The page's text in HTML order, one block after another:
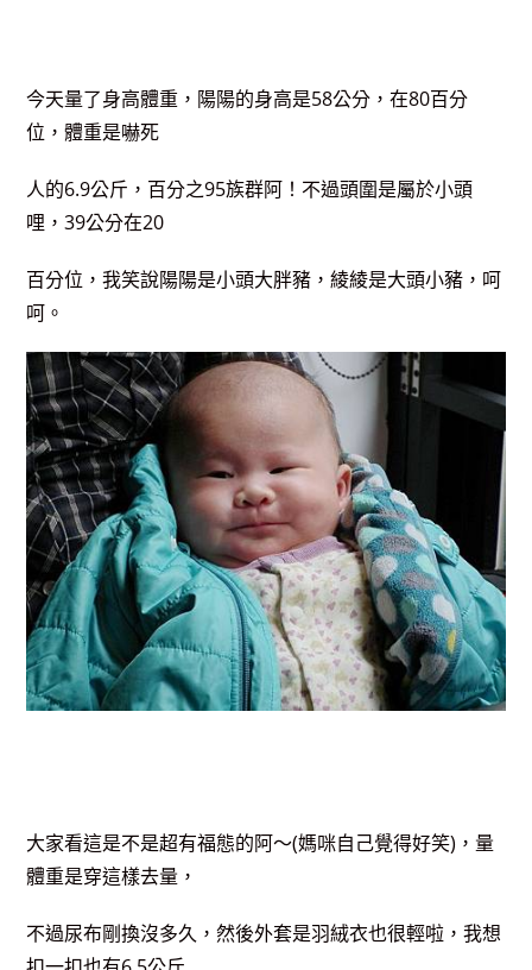
今天量了身高體重，陽陽的身高是58公分，在80百分
位，體重是嚇死
人的6.9公斤，百分之95族群阿！不過頭圍是屬於小頭
哩，39公分在20
百分位，我笑說陽陽是小頭大胖豬，綾綾是大頭小豬，呵
呵。
大家看這是不是超有福態的阿～(媽咪自己覺得好笑)，量
體重是穿這樣去量，
不過尿布剛換沒多久，然後外套是羽絨衣也很輕啦，我想